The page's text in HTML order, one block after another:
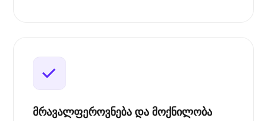
მრავალფეროვნება და მოქნილობა